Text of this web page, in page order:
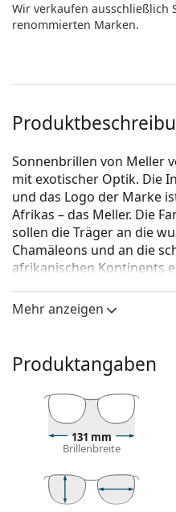
Wir verkaufen ausschließlich
renommierten Marken.
Sonnenbrillen von Meller
mit exotischer Optik. Die
und das Logo der Marke
Afrikas – das Meller. Die
sollen die Träger an die
Chamäleons und an die
afrikanischen Kontinents
aus Barcelona.
Brillenfassung
warmen Hauttönen
Runde
Wahl für Menschen
ovalen Gesichtsform.
Das
das seine Form gut
Verstellbare
Mehr anzeigen
Produktangaben
131 mm
Brillenbreite